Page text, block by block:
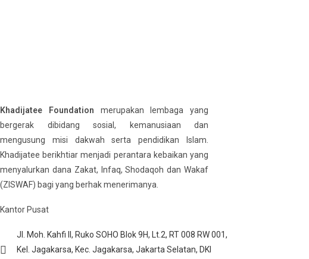
Khadijatee Foundation merupakan lembaga yang
bergerak dibidang sosial, kemanusiaan dan
mengusung misi dakwah serta pendidikan Islam.
Khadijatee berikhtiar menjadi perantara kebaikan yang
menyalurkan dana Zakat, Infaq, Shodaqoh dan Wakaf
(ZISWAF) bagi yang berhak menerimanya.
Kantor Pusat
Jl. Moh. Kahfi II, Ruko SOHO Blok 9H, Lt.2, RT 008 RW 001,
Kel. Jagakarsa, Kec. Jagakarsa, Jakarta Selatan, DKI